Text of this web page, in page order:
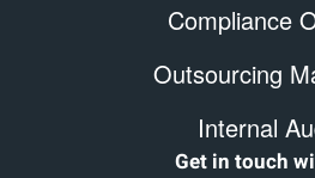
Compliance
Outsourcing
Internal
Get in touch